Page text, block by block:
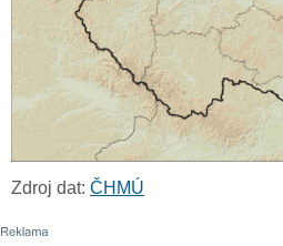
Zdroj dat: ČHMÚ